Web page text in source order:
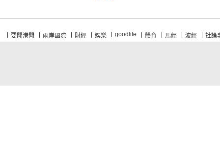
要聞港聞 兩岸國際 財經 娛樂 goodlife 體育 馬經 波經 社論